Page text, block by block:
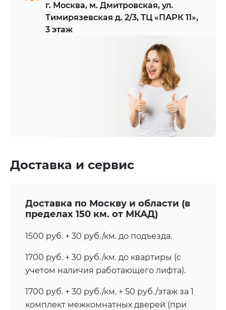
г. Москва, м. Дмитровская, ул.
Тимирязевская д. 2/3, ТЦ «ПАРК 11»,
3 этаж
Доставка и сервис
Доставка по Москву и области (в
пределах 150 км. от МКАД)
1500 руб. + 30 руб./км. до подъезда.
1700 руб. + 30 руб./км. до квартиры (с
учетом наличия работающего лифта).
1700 руб. + 30 руб./км. + 50 руб./этаж за 1
комплект межкомнатных дверей (при